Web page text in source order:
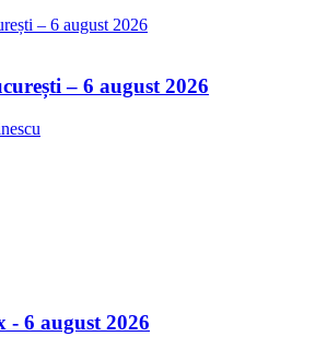
– 6 august 2026
- 6 august 2026